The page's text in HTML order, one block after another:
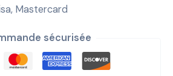
Mastercard
sécurisée